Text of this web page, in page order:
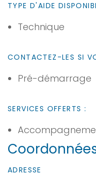
TYPE D'AIDE
Technique
CONTACTEZ-LES SI
Pré-démarrage
SERVICES OFFERTS :
ADRESSE